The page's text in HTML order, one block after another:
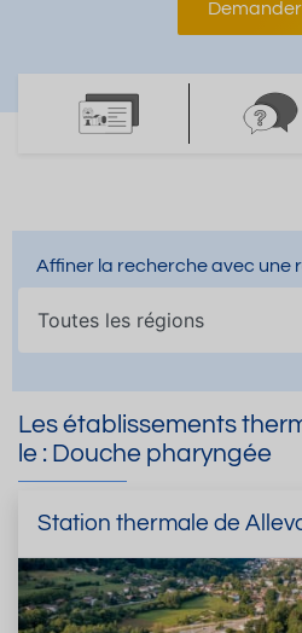
Affiner la recherche avec une
Les établissements
le : Douche pharyngée
Station thermale de